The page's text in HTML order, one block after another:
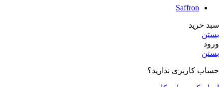
Saffron
سبد خرید
بستن
ورود
بستن
حساب کاربری ندارید؟